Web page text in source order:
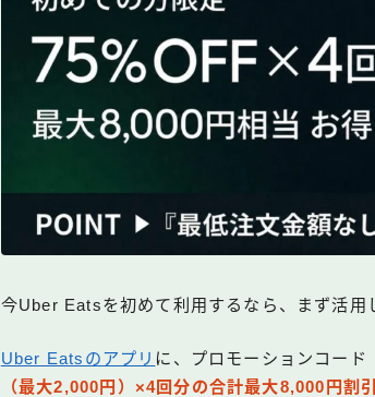
今Uber Eatsを初めて利用するなら、まず活用
Uber Eatsのアプリ に、プロモーションコード
（最大2,000円）×4回分の合計最大8,000円割